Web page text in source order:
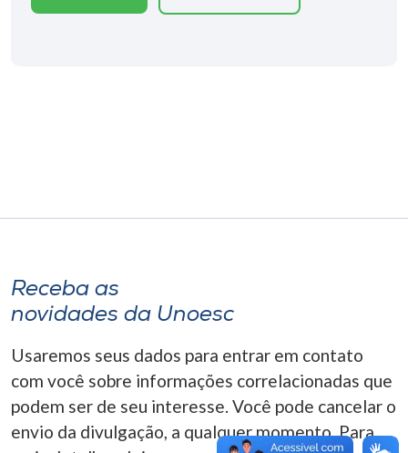
A+
Receba as
novidades da Unoesc
Usaremos seus dados para entrar em contato
com você sobre informações correlacionadas que
podem ser de seu interesse. Você pode cancelar o
envio da divulgação, a qualquer momento. Para